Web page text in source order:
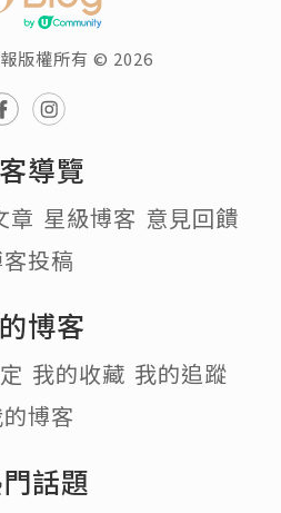
版權所有 © 2026
導覽
章 星級博客 意見回饋
投稿
博客
我的收藏 我的追蹤
博客
話題